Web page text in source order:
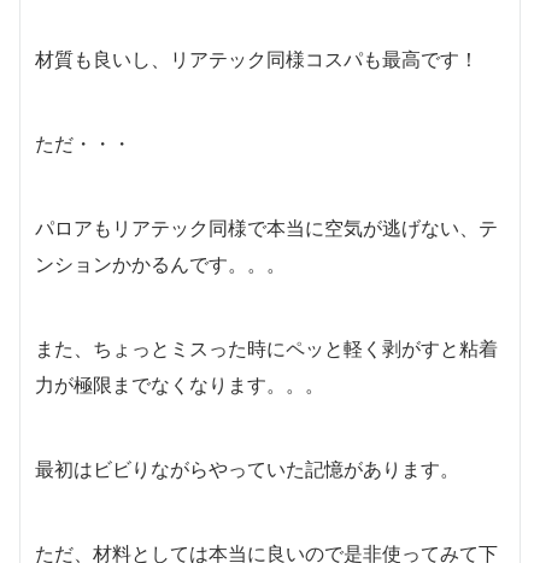
材質も良いし、リアテック同様コスパも最高です！
ただ・・・
パロアもリアテック同様で本当に空気が逃げない、テ
ンションかかるんです。。。
また、ちょっとミスった時にペッと軽く剥がすと粘着
力が極限までなくなります。。。
最初はビビりながらやっていた記憶があります。
ただ、材料としては本当に良いので是非使ってみて下